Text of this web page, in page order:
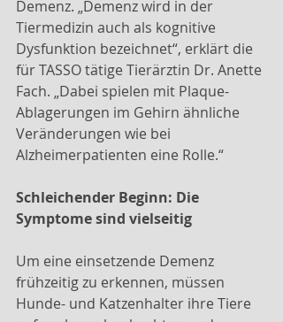
Demenz. „Demenz wird in der
Tiermedizin auch als kognitive
Dysfunktion bezeichnet“, erklärt die
für TASSO tätige Tierärztin Dr. Anette
Fach. „Dabei spielen mit Plaque-
Ablagerungen im Gehirn ähnliche
Veränderungen wie bei
Alzheimerpatienten eine Rolle.“
Schleichender Beginn: Die
Symptome sind vielseitig
Um eine einsetzende Demenz
frühzeitig zu erkennen, müssen
Hunde- und Katzenhalter ihre Tiere